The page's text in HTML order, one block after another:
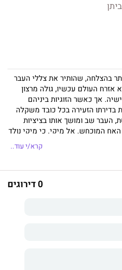
בהצלחה, שהותיר את צללי העבר
אזרח העולם עכשיו, גולה מרצון
אך כאשר הזוגיות ביניהם
בדירתו הזעירה בכל כובד משקלה
העבר שב ומושך אותו בציציות
המוכחש. אל מיקי. כי מיקי נולד
וילדותם החיפאית של אבשלום
המבוגרים הבלתי מפוענח, מבין
המצב, ויוצא לגלות את האמת
ביותר ואל השקר המוסכם שנח
הילדות ואת תחושת הבדידות
ההתפכחות וההיפתחות המאוחרת
עז רגש ועדין ביטוי, שחיים
קרא/י עוד..
0 דירוגים